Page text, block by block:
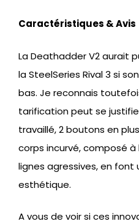
Caractéristiques & Avis
La Deathadder V2 aurait
la SteelSeries Rival 3 si
bas. Je reconnais
tarification peut se
travaillé, 2 boutons en
corps incurvé, composé
lignes agressives, en
esthétique.
A vous de voir si ces